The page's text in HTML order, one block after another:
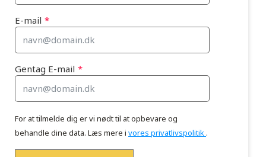
E-mail
Gentag E-mail
For at tilmelde dig er vi nødt til at opbevare og
behandle dine data. Læs mere i vores privatlivspolitik .